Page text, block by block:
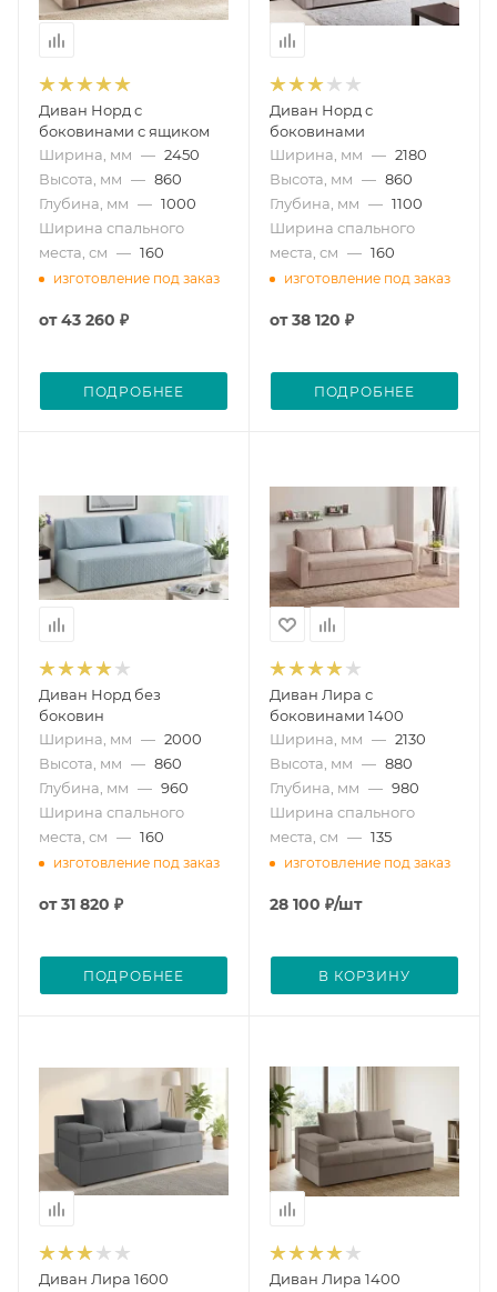
Диван Норд с
боковинами с ящиком
Ширина, мм — 2450
Высота, мм — 860
Глубина, мм — 1000
Ширина спального
места, см — 160
изготовление под заказ
от43 260 ₽
ПОДРОБНЕЕ
Диван Норд с
боковинами
Ширина, мм — 2180
Высота, мм — 860
Глубина, мм — 1100
Ширина спального
места, см — 160
изготовление под заказ
от38 120 ₽
ПОДРОБНЕЕ
Диван Норд без
боковин
Ширина, мм — 2000
Высота, мм — 860
Глубина, мм — 960
Ширина спального
места, см — 160
изготовление под заказ
от31 820 ₽
ПОДРОБНЕЕ
Диван Лира с
боковинами 1400
Ширина, мм — 2130
Высота, мм — 880
Глубина, мм — 980
Ширина спального
места, см — 135
изготовление под заказ
28 100 ₽/шт
В КОРЗИНУ
Диван Лира 1600
Диван Лира 1400